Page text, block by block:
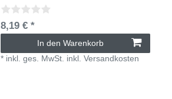
8,19 € *
In den Warenkorb
* inkl. ges. MwSt. inkl.Versandkosten